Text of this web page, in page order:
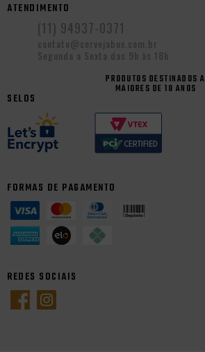
ATENDIMENTO
(11) 94937-0371
contato@cervejabox.com.br
Segunda a Sexta das 9h às 18h
PRODUTOS DESTINADOS A
MAIORES DE 18 ANOS
SELOS
FORMAS DE PAGAMENTO
REDES SOCIAIS